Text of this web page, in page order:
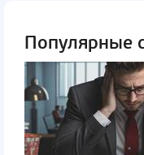
Популярные